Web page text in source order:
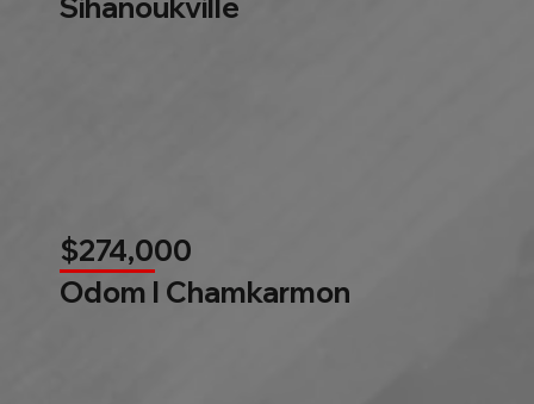
$274,000
Odom l Chamkarmon